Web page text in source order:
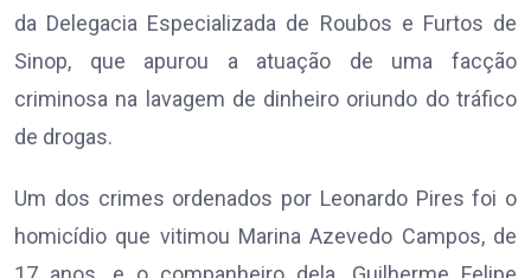
da Delegacia Especializada de Roubos e Furtos de
Sinop, que apurou a atuação de uma facção
criminosa na lavagem de dinheiro oriundo do tráfico
de drogas.
Um dos crimes ordenados por Leonardo Pires foi o
homicídio que vitimou Marina Azevedo Campos, de